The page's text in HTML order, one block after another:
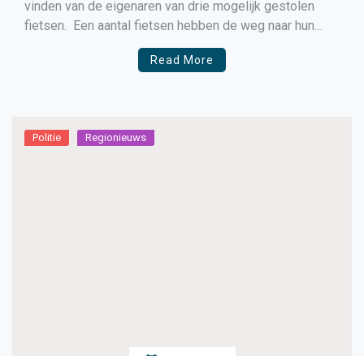
vinden van de eigenaren van drie mogelijk gestolen
fietsen. Een aantal fietsen hebben de weg naar hun
eigenaar al gevonden maar er zijn er nog drie die nog
niet bij de juiste persoon terug zijn gebracht. De politie
Read More
Politie Regionieuws